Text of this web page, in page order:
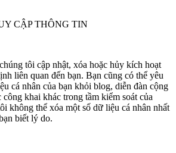
CẬP THÔNG TIN
tôi cập nhật, xóa hoặc hủy kích hoạt
liên quan đến bạn. Bạn cũng có thể yêu
cá nhân của bạn khỏi blog, diễn đàn cộng
khai khác trong tầm kiểm soát của
không thể xóa một số dữ liệu cá nhân nhất
biết lý do.